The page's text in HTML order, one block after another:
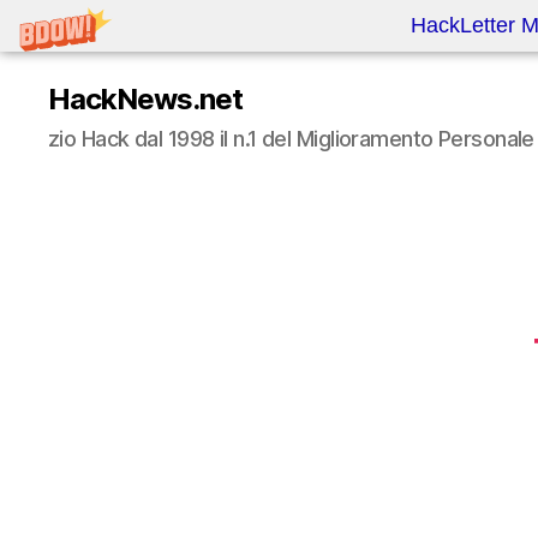
HackLetter
HackNews.net
zio Hack dal 1998 il n.1 del Miglioramento